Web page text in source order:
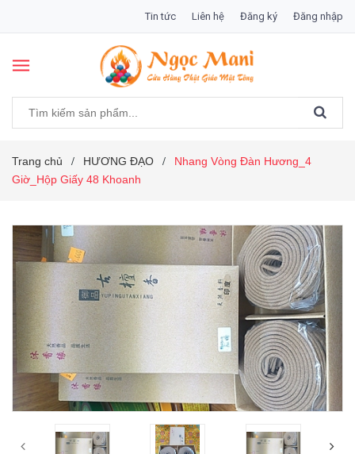
Tin tức Liên hệ Đăng ký Đăng nhập
Trang chủ / HƯƠNG ĐẠO /
Nhang Vòng Đàn Hương_4
Giờ_Hộp Giấy 48 Khoanh